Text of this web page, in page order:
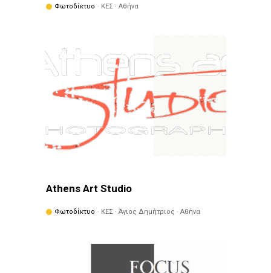
Φωτοδίκτυο · ΚΕΣ · Αθήνα
Athens Art Studio
Φωτοδίκτυο · ΚΕΣ · Άγιος Δημήτριος · Αθήνα